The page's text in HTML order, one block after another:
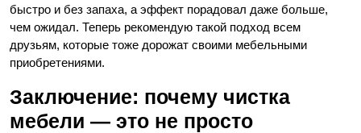
быстро и без запаха, а эффект порадовал даже больше,
чем ожидал. Теперь рекомендую такой подход всем
друзьям, которые тоже дорожат своими мебельными
приобретениями.
Заключение: почему чистка
мебели — это не просто